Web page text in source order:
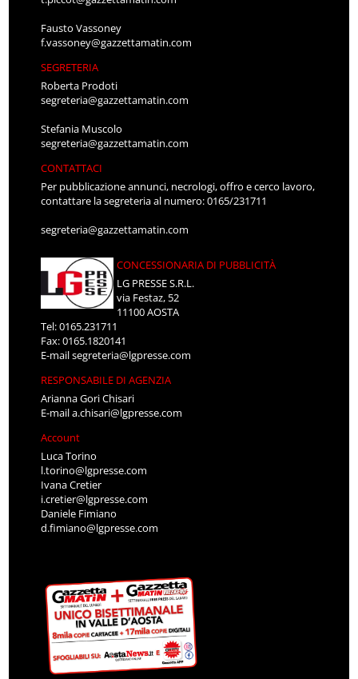
Fausto Vassoney
f.vassoney@gazzettamatin.com
SEGRETERIA
Roberta Prodoti
segreteria@gazzettamatin.com
Stefania Muscolo
segreteria@gazzettamatin.com
CONTATTACI
Per pubblicazione annunci, necrologi, offro e cerco lavoro,
contattare la segreteria al numero: 0165/231711
segreteria@gazzettamatin.com
CONCESSIONARIA DI PUBBLICITÀ
LG PRESSE S.R.L.
via Festaz, 52
11100 AOSTA
Tel: 0165.231711
Fax: 0165.1820141
E-mailsegreteria@lgpresse.com
RESPONSABILE DI AGENZIA
Arianna Gori Chisari
E-maila.chisari@lgpresse.com
Account
Luca Torino
l.torino@lgpresse.com
Ivana Cretier
i.cretier@lgpresse.com
Daniele Fimiano
d.fimiano@lgpresse.com